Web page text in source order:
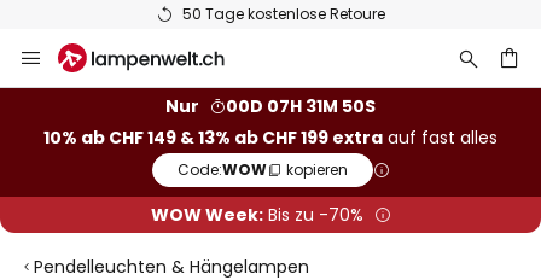
50 Tage kostenlose Retoure
Inhalt
Nur
00D 07H 31M 49S
10% ab CHF 149 & 13% ab CHF 199 extra auf fast alles
Code:WOW kopieren
WOW Week:Bis zu -70%
Pendelleuchten & Hängelampen